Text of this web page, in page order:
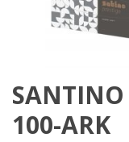
SANTINO
100-ARK